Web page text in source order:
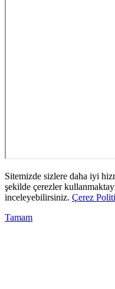
Sitemizde sizlere daha iyi
şekilde çerezler
inceleyebilirsiniz. Çerez
Tamam